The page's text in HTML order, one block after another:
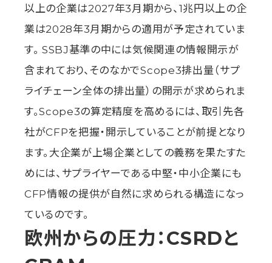
以上の企業は2027年3月期から、1兆円以上の企
業は2028年3月期からの適用が予定されていま
す。 SSBJ基準の中には気候関連の情報開示が
含まれており、そのなかでScope3排出量（サプ
ライチェーン全体の排出量）の開示が求められま
す。Scope3の算定精度を高めるには、取引先各
社がCFPを把握・開示していることが前提となり
ます。大企業が上場企業としての義務を果たすた
めには、サプライヤーである中堅・中小企業にも
CFP情報の提供が自然に求められる構造になっ
ているのです。
欧州からの圧力：CSRDと